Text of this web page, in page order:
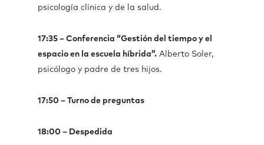
psicología clínica y de la salud.
17:35 – Conferencia “Gestión del tiempo y el
espacio en la escuela híbrida”. Alberto Soler,
psicólogo y padre de tres hijos.
17:50 – Turno de preguntas
18:00 – Despedida